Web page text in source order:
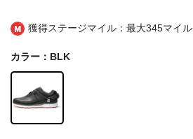
獲得ステージマイル：最大345マイル
カラー：BLK